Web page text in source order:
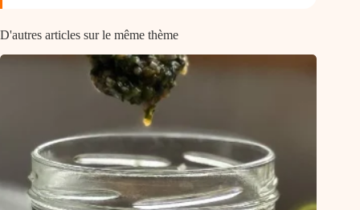
D'autres articles sur le même thème